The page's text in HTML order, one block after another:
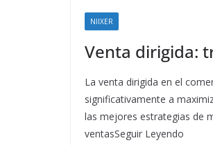
NIIXER
Venta dirigida:
La venta dirigida en el
significativamente a
las mejores estrategias de
ventasSeguir Leyendo